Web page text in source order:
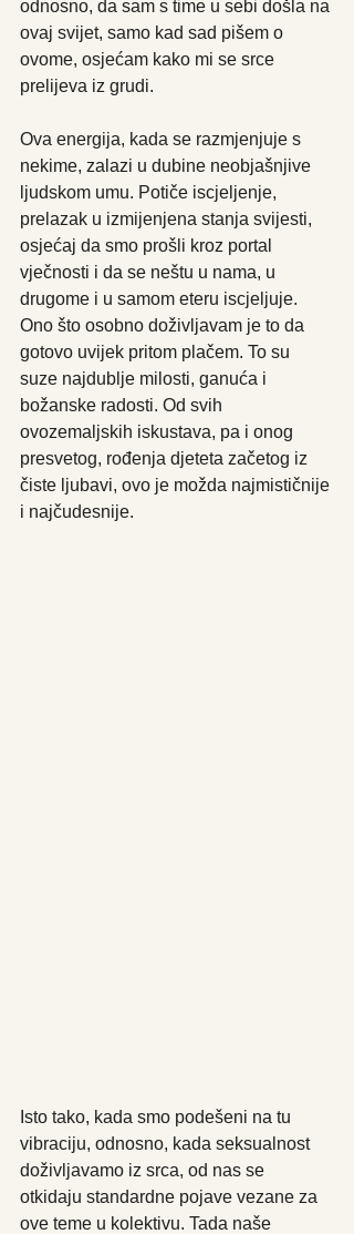
odnosno, da sam s time u sebi došla na
ovaj svijet, samo kad sad pišem o
ovome, osjećam kako mi se srce
prelijeva iz grudi.
Ova energija, kada se razmjenjuje s
nekime, zalazi u dubine neobjašnjive
ljudskom umu. Potiče iscjeljenje,
prelazak u izmijenjena stanja svijesti,
osjećaj da smo prošli kroz portal
vječnosti i da se neštu u nama, u
drugome i u samom eteru iscjeljuje.
Ono što osobno doživljavam je to da
gotovo uvijek pritom plačem. To su
suze najdublje milosti, ganuća i
božanske radosti. Od svih
ovozemaljskih iskustava, pa i onog
presvetog, rođenja djeteta začetog iz
čiste ljubavi, ovo je možda najmističnije
i najčudesnije.
Isto tako, kada smo podešeni na tu
vibraciju, odnosno, kada seksualnost
doživljavamo iz srca, od nas se
otkidaju standardne pojave vezane za
ove teme u kolektivu. Tada naše